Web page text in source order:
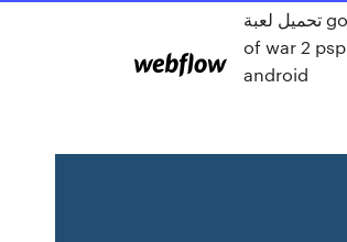
تحميل لعبة god
of war 2 psp
android